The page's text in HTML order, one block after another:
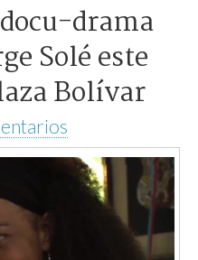
drama
Solé este
Bolívar